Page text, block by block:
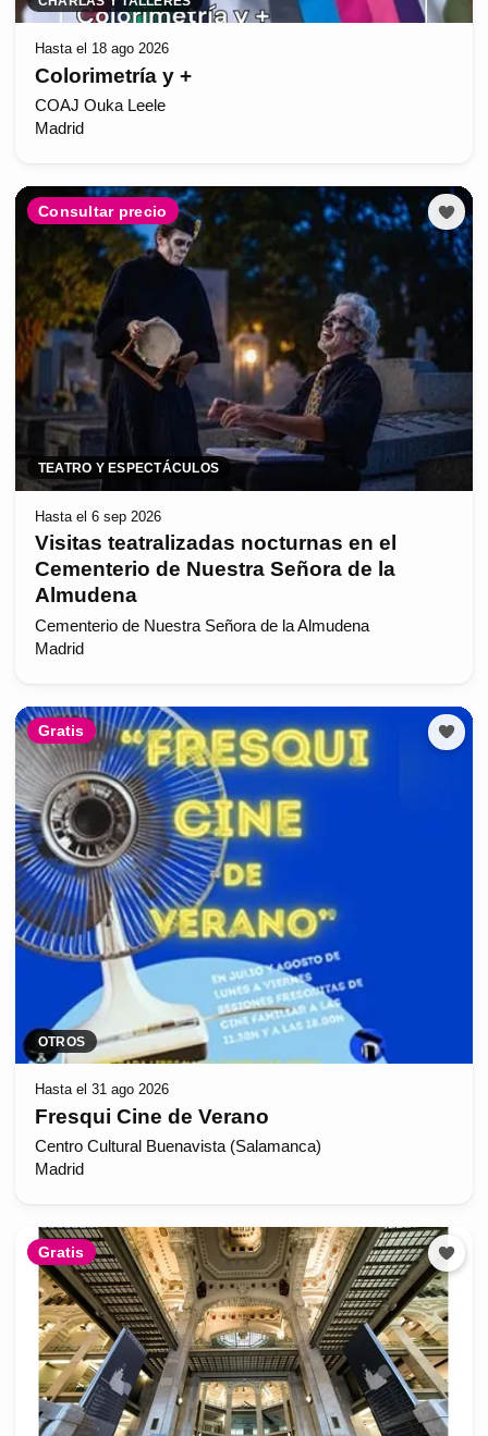
Hasta el 18 ago 2026
Colorimetría y +
COAJ Ouka Leele
Madrid
Consultar precio
TEATRO Y ESPECTÁCULOS
Hasta el 6 sep 2026
Visitas teatralizadas nocturnas en el
Cementerio de Nuestra Señora de la
Almudena
Cementerio de Nuestra Señora de la Almudena
Madrid
Gratis
OTROS
Hasta el 31 ago 2026
Fresqui Cine de Verano
Centro Cultural Buenavista (Salamanca)
Madrid
Gratis